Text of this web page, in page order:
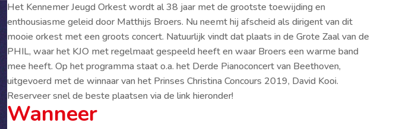
Het Kennemer Jeugd Orkest wordt al 38 jaar met de grootste toewijding en
enthousiasme geleid door Matthijs Broers. Nu neemt hij afscheid als dirigent van dit
mooie orkest met een groots concert. Natuurlijk vindt dat plaats in de Grote Zaal van de
PHIL, waar het KJO met regelmaat gespeeld heeft en waar Broers een warme band
mee heeft. Op het programma staat o.a. het Derde Pianoconcert van Beethoven,
uitgevoerd met de winnaar van het Prinses Christina Concours 2019, David Kooi.
Reserveer snel de beste plaatsen via de link hieronder!
Wanneer